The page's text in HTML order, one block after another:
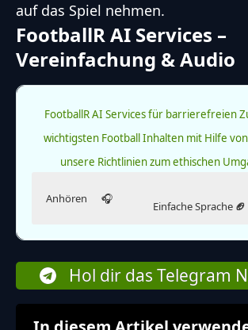
auf das Spiel nehmen.
FootballR AI Services –
Vereinfachung & Audio
FootballR AI Services für barrierefreien
wichtigsten Football Inhalten mit Hilfe
unsere Richtlinien zum ethischen
Anhören 🎧
Einfache Sprache 🏈
Hinweis
Luther Burden III: Ein besonderer
Luther Burden III spielt Football für die
laufen.
Hol dir das Telegram